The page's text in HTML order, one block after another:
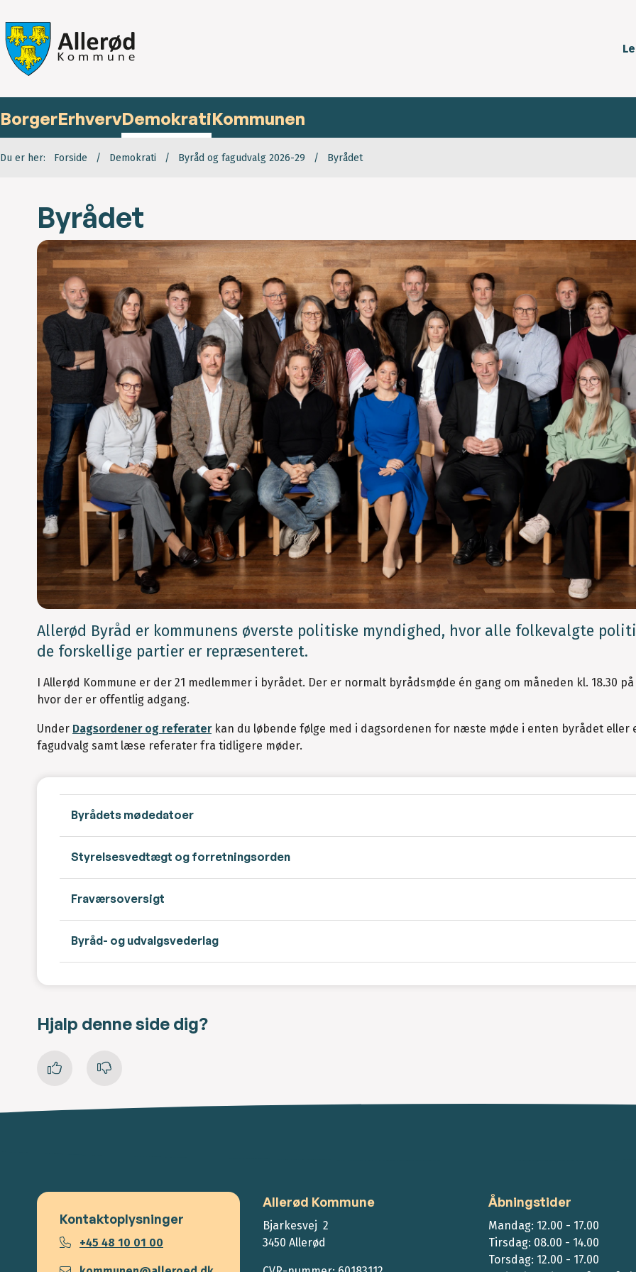
BorgerErhvervDemokratiKommunen
Du er her: Forside Demokrati Byråd og fagudvalg 2026-29 Byrådet
Byrådet
Allerød Byråd er kommunens øverste politiske myndighed, hvor alle folkevalgte
de forskellige partier er repræsenteret.
I Allerød Kommune er der 21 medlemmer i byrådet. Der er normalt byrådsmøde én gang om måneden kl. 18.30
hvor der er offentlig adgang.
Under Dagsordener og referaterkan du løbende følge med i dagsordenen for næste møde i enten byrådet eller
fagudvalg samt læse referater fra tidligere møder.
Byrådets mødedatoer
Styrelsesvedtægt og forretningsorden
Fraværsoversigt
Byråd- og udvalgsvederlag
Hjalp denne side dig?
Kontaktoplysninger
+45 48 10 01 00
Allerød Kommune
Bjarkesvej 2
3450 Allerød
Åbningstider
Mandag: 12.00 - 17.00
Tirsdag: 08.00 - 14.00
Torsdag: 12.00 - 17.00